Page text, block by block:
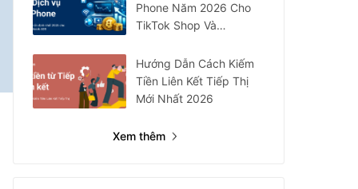
Phone Năm 2026 Cho
TikTok Shop Và
Hướng Dẫn Cách Kiếm
Tiền Liên Kết Tiếp Thị
Mới Nhất 2026
Xem thêm